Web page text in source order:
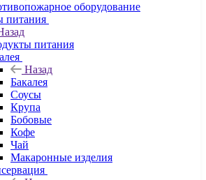
оборудование
питания
питания
Назад
Бакалея
Соусы
Крупа
Бобовые
Кофе
Чай
Макаронные изделия